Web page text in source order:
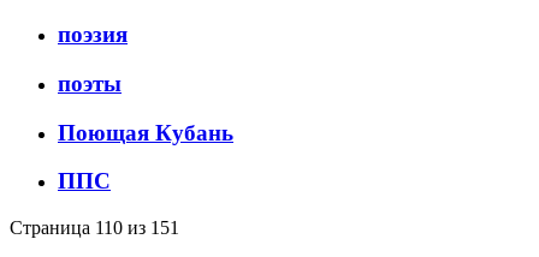
поэзия
поэты
Поющая Кубань
ППС
Страница 110 из 151